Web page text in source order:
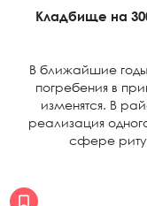
Кладбище на
В ближайшие
погребения в
изменятся. В
реализация
сфере